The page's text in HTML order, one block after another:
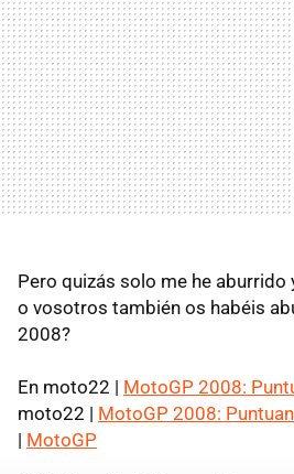
Pero quizás solo me he aburrido
o vosotros también os habéis
2008?
En moto22 | MotoGP 2008:
moto22 | MotoGP 2008:
| MotoGP